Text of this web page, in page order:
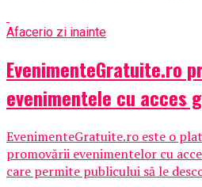
Afacerio zi inainte
EvenimenteGratuite.ro
evenimentele cu acces
EvenimenteGratuite.ro este o
promovării evenimentelor cu
care permite publicului să le